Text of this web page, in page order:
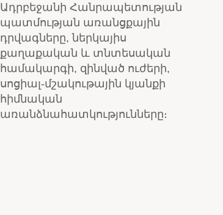
Ադրբեջանի Հանրապետության
պատմության առանցքային
դրվագները, ներկայիս
քաղաքական և տնտեսական
համակարգի, զինված ուժերի,
սոցիալ-մշակութային կյանքի
հիմնական
առանձնահատկությունները։